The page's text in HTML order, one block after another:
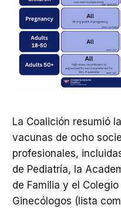
La Coalición resumió
vacunas de ocho
profesionales,
de Pediatría, la
de Familia y el
Ginecólogos (lista